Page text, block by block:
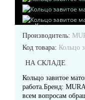
Кольца
Подвески
Производитель:
Код товара: Кольцо
НА СКЛАДЕ
Кольцо завитое
работа.Бренд:
всем вопросам